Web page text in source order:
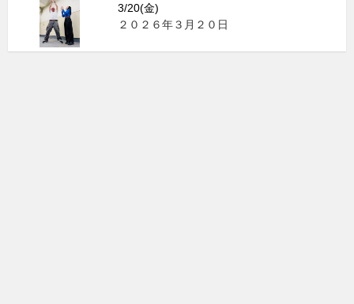
3/20(金)
２０２６年３月２０日